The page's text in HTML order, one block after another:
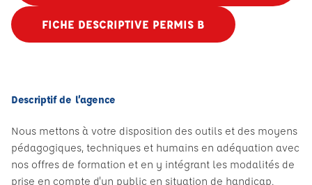
FICHE DESCRIPTIVE PERMIS B
Descriptif de l’agence
Nous mettons à votre disposition des outils et des moyens
pédagogiques, techniques et humains en adéquation avec
nos offres de formation et en y intégrant les modalités de
prise en compte d'un public en situation de handicap.